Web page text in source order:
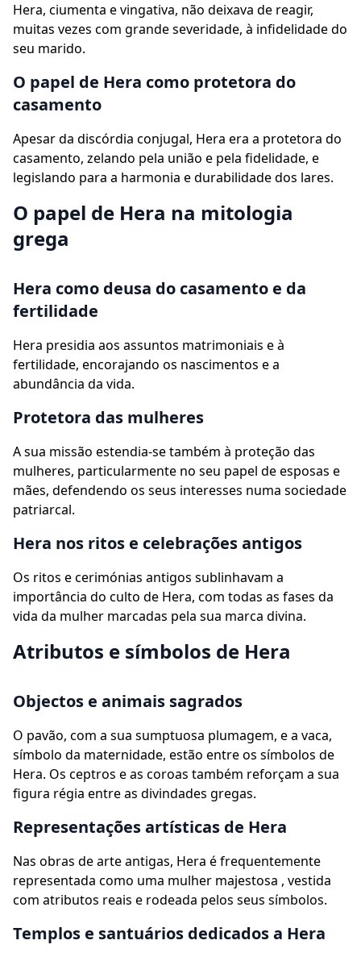
Hera, ciumenta e vingativa, não deixava de reagir,
muitas vezes com grande severidade, à infidelidade do
seu marido.
O papel de Hera como protetora do
casamento
Apesar da discórdia conjugal, Hera era a protetora do
casamento, zelando pela união e pela fidelidade, e
legislando para a harmonia e durabilidade dos lares.
O papel de Hera na mitologia
grega
Hera como deusa do casamento e da
fertilidade
Hera presidia aos assuntos matrimoniais e à
fertilidade, encorajando os nascimentos e a
abundância da vida.
Protetora das mulheres
A sua missão estendia-se também à proteção das
mulheres, particularmente no seu papel de esposas e
mães, defendendo os seus interesses numa sociedade
patriarcal.
Hera nos ritos e celebrações antigos
Os ritos e cerimónias antigos sublinhavam a
importância do culto de Hera, com todas as fases da
vida da mulher marcadas pela sua marca divina.
Atributos e símbolos de Hera
Objectos e animais sagrados
O pavão, com a sua sumptuosa plumagem, e a vaca,
símbolo da maternidade, estão entre os símbolos de
Hera. Os ceptros e as coroas também reforçam a sua
figura régia entre as divindades gregas.
Representações artísticas de Hera
Nas obras de arte antigas, Hera é frequentemente
representada como uma mulher majestosa , vestida
com atributos reais e rodeada pelos seus símbolos.
Templos e santuários dedicados a Hera